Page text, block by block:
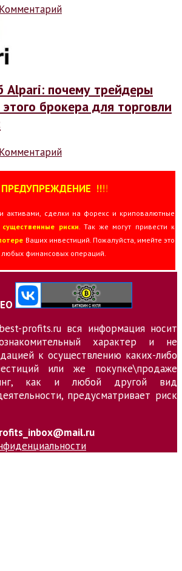
Alpari: почему трейдеры
брокера для торговли
ПРЕДУПРЕЖДЕНИЕ !!!!
активами, сделки на форекс и криповалютные
существенные риски. Так же могут привести к
Ваших инвестиций. Пожалуйста, имейте это
финансовых операций.
profits.ru вся информация носит
характер и не
к осуществлению каких-либо
или же покупке\продаже
как и любой другой вид
предусматривает риск